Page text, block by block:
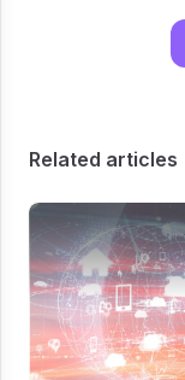
Related articles